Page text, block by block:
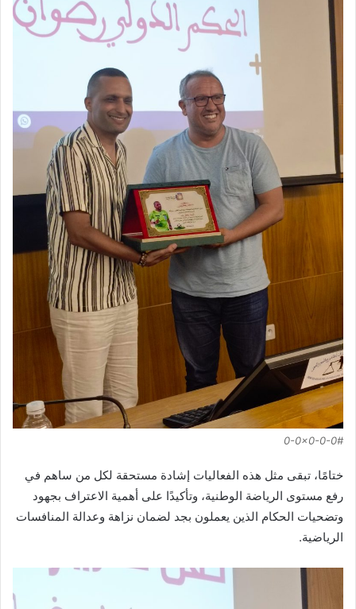
0-0x0-0-0#
ختامًا، تبقى مثل هذه الفعاليات إشادة مستحقة لكل من ساهم في
رفع مستوى الرياضة الوطنية، وتأكيدًا على أهمية الاعتراف بجهود
وتضحيات الحكام الذين يعملون بجد لضمان نزاهة وعدالة المنافسات
الرياضية.